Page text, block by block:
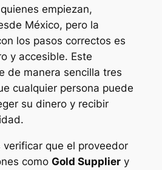
empiezan,
México, pero la
los pasos correctos es
y accesible. Este
de manera sencilla tres
cualquier persona puede
su dinero y recibir
verificar que el proveedor
como Gold Suppliery